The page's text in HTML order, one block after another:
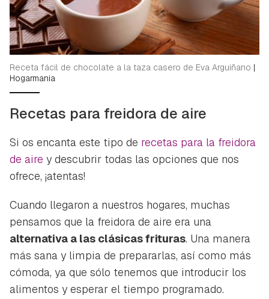
Para poder guardar como favorito, primero has de
iniciar sesión con tu cuenta de Hogarmanía.
INICIAR SESIÓN CANCELAR
Receta fácil de chocolate a la taza casero de Eva Arguiñano |
Hogarmania
Recetas para freidora de aire
Si os encanta este tipo de recetas para la freidora
de aire y descubrir todas las opciones que nos
ofrece, ¡atentas!
Cuando llegaron a nuestros hogares, muchas
pensamos que la freidora de aire era una
alternativa a las clásicas frituras. Una manera
más sana y limpia de prepararlas, así como más
cómoda, ya que sólo tenemos que introducir los
alimentos y esperar el tiempo programado.
Gracias por suscribirte a nuestro boletín.
ACEPTAR